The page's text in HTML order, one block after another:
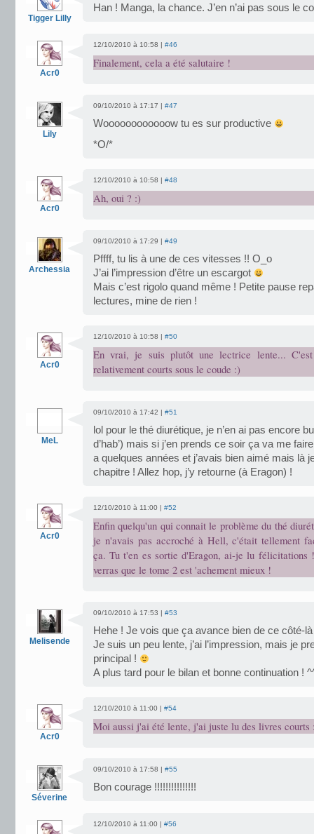
Tigger Lilly
Han ! Manga, la chance. J’en n’ai pas sous le
Acr0
12/10/2010 à 10:58 | #46
Finalement, cela a été salutaire !
Lily
09/10/2010 à 17:17 | #47
Woooooooooooow tu es sur productive
*O/*
Acr0
12/10/2010 à 10:58 | #48
Ah, oui ? :)
Archessia
09/10/2010 à 17:29 | #49
Pffff, tu lis à une de ces vitesses !! O_o
J’ai l’impression d’être un escargot
Mais c’est rigolo quand même ! Petite pause
lectures, mine de rien !
Acr0
12/10/2010 à 10:58 | #50
En vrai, je suis plutôt une lectrice lente...
relativement courts sous le coude :)
MeL
09/10/2010 à 17:42 | #51
lol pour le thé diurétique, je n’en ai pas encore
d’hab’) mais si j’en prends ce soir ça va me
a quelques années et j’avais bien aimé mais là
chapitre ! Allez hop, j’y retourne (à Eragon) !
Acr0
12/10/2010 à 11:00 | #52
Enfin quelqu'un qui connait le problème du thé
je n'avais pas accroché à Hell, c'était tellement
ça. Tu t'en es sortie d'Eragon, ai-je lu
verras que le tome 2 est 'achement mieux !
Melisende
09/10/2010 à 17:53 | #53
Hehe ! Je vois que ça avance bien de ce côté-
Je suis un peu lente, j’ai l’impression, mais je
principal !
A plus tard pour le bilan et bonne continuation !
Acr0
12/10/2010 à 11:00 | #54
Moi aussi j'ai été lente, j'ai juste lu des livres courts
Séverine
09/10/2010 à 17:58 | #55
Bon courage !!!!!!!!!!!!!!!
12/10/2010 à 11:00 | #56